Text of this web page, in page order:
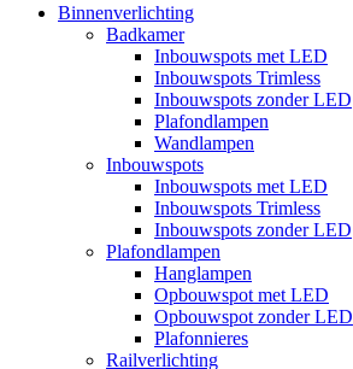
Binnenverlichting
Badkamer
Inbouwspots met LED
Inbouwspots Trimless
Inbouwspots zonder LED
Plafondlampen
Wandlampen
Inbouwspots
Inbouwspots met LED
Inbouwspots Trimless
Inbouwspots zonder LED
Plafondlampen
Hanglampen
Opbouwspot met LED
Opbouwspot zonder LED
Plafonnieres
Railverlichting